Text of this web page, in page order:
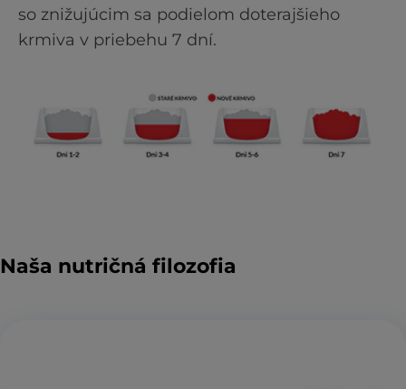
so znižujúcim sa podielom doterajšieho
krmiva v priebehu 7 dní.
Naša nutričná filozofia